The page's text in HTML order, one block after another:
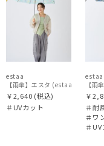
価格・割引率
販売状況
estaa
【雨傘】エス
￥2,640 (税込)
＃UVカット
estaa
￥
＃耐
＃ワ
＃